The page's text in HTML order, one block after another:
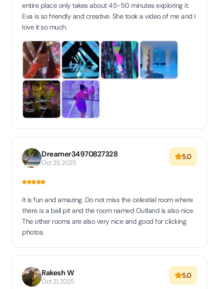
entire place only takes about 45-50 minutes exploring it.
Eva is so friendly and creative. She took a video of me and I
love it so much.
Dreamer34970827328
Oct 25, 2025
5.0
It is fun and amazing. Do not miss the celestial room where
there is a ball pit and the room named Outland is also nice.
The other rooms are also very nice and good for clicking
photos.
Rakesh W
Oct 21, 2025
5.0